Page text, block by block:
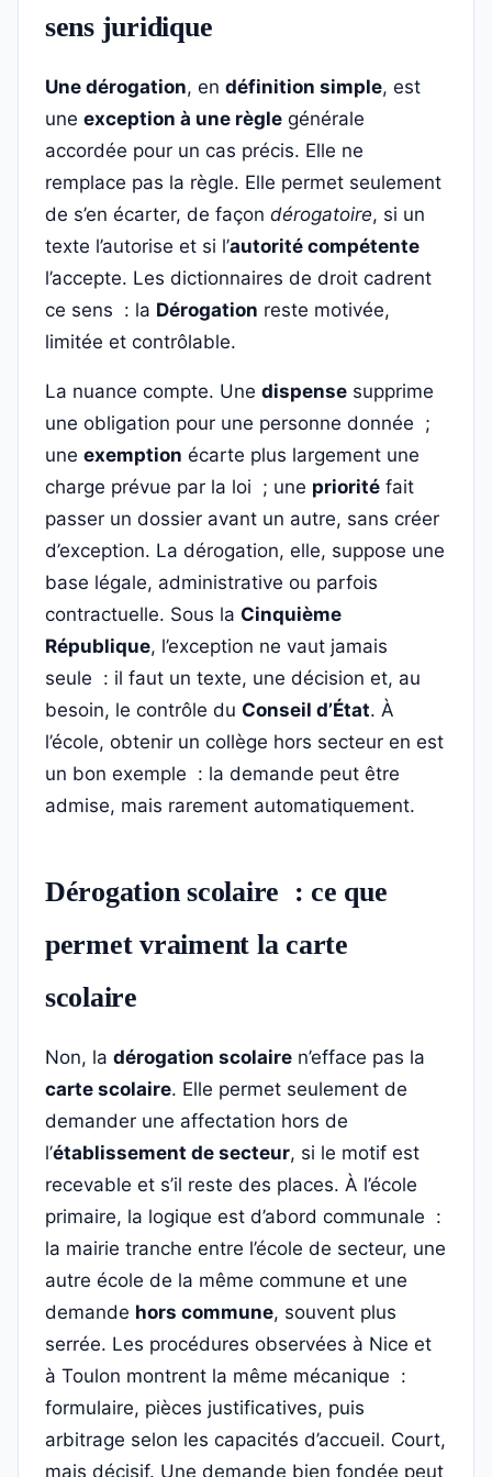
sens juridique
Une dérogation, en définition simple, est
une exception à une règle générale
accordée pour un cas précis. Elle ne
remplace pas la règle. Elle permet seulement
de s’en écarter, de façon dérogatoire, si un
texte l’autorise et si l’autorité compétente
l’accepte. Les dictionnaires de droit cadrent
ce sens : la Dérogation reste motivée,
limitée et contrôlable.
La nuance compte. Une dispense supprime
une obligation pour une personne donnée ;
une exemption écarte plus largement une
charge prévue par la loi ; une priorité fait
passer un dossier avant un autre, sans créer
d’exception. La dérogation, elle, suppose une
base légale, administrative ou parfois
contractuelle. Sous la Cinquième
République, l’exception ne vaut jamais
seule : il faut un texte, une décision et, au
besoin, le contrôle du Conseil d’État. À
l’école, obtenir un collège hors secteur en est
un bon exemple : la demande peut être
admise, mais rarement automatiquement.
Dérogation scolaire : ce que
permet vraiment la carte
scolaire
Non, la dérogation scolaire n’efface pas la
carte scolaire. Elle permet seulement de
demander une affectation hors de
l’établissement de secteur, si le motif est
recevable et s’il reste des places. À l’école
primaire, la logique est d’abord communale :
la mairie tranche entre l’école de secteur, une
autre école de la même commune et une
demande hors commune, souvent plus
serrée. Les procédures observées à Nice et
à Toulon montrent la même mécanique :
formulaire, pièces justificatives, puis
arbitrage selon les capacités d’accueil. Court,
mais décisif. Une demande bien fondée peut